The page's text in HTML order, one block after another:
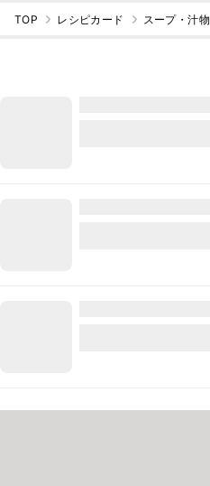
TOP レシピカード スープ・汁物